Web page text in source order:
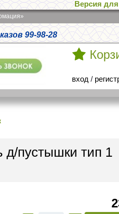
Версия
99-98-28
вход /
д/пустышки тип 1